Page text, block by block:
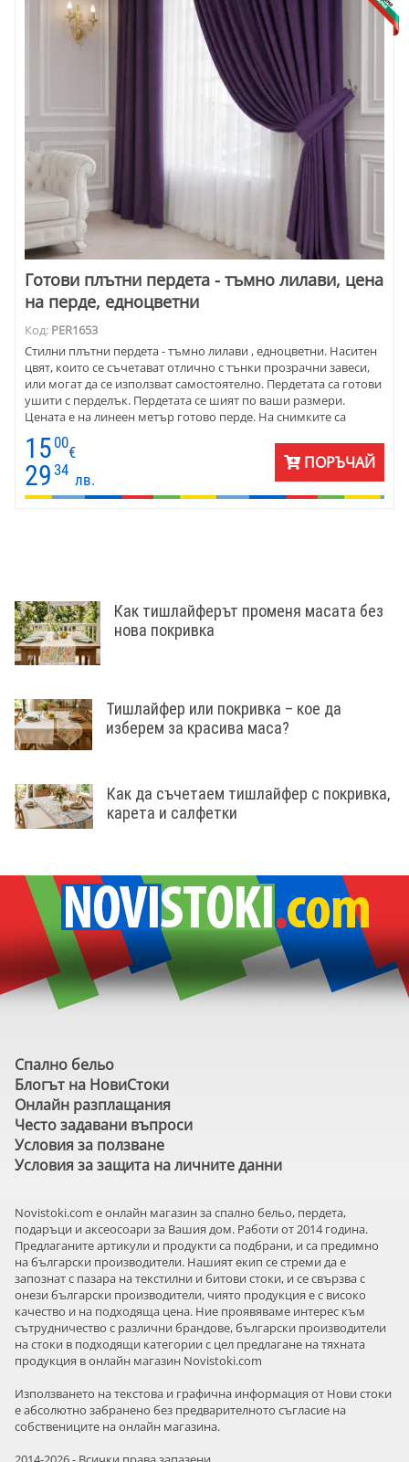
Готови плътни пердета - тъмно лилави, цена
на перде, едноцветни
Код: PER1653
Стилни плътни пердета - тъмно лилави , едноцветни. Наситен
цвят, които се съчетават отлично с тънки прозрачни завеси,
или могат да се използват самостоятелно. Пердетата са готови
ушити с перделък. Пердетата се шият по ваши размери.
Цената е на линеен метър готово перде. На снимките са
представени пердетата в комбинация с тънки на цветя.
15 00
€
29 34
лв.
ПОРЪЧАЙ
Как тишлайферът променя масата без
нова покривка
Тишлайфер или покривка – кое да
изберем за красива маса?
Как да съчетаем тишлайфер с покривка,
карета и салфетки
Спално бельо
Блогът на НовиСтоки
Онлайн разплащания
Често задавани въпроси
Условия за ползване
Условия за защита на личните данни
Novistoki.com e онлайн магазин за спално бельо, пердета,
подаръци и аксеосоари за Вашия дом. Работи от 2014 година.
Предлаганите артикули и продукти са подбрани, и са предимно
на български производители. Нашият екип се стреми да е
запознат с пазара на текстилни и битови стоки, и се свързва с
онези български производители, чиято продукция е с високо
качество и на подходяща цена. Ние проявяваме интерес към
сътрудничество с различни брандове, български производители
на стоки в подходящи категории с цел предлагане на тяхната
продукция в онлайн магазин Novistoki.com
Използването на текстова и графична информация от Нови стоки
е абсолютно забранено без предварителното съгласие на
собствениците на онлайн магазина.